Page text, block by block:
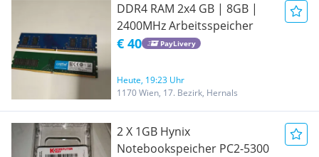
DDR4 RAM 2x4 GB | 8GB |
2400MHz Arbeitsspeicher
€ 40 PayLivery
Heute, 19:23 Uhr
1170 Wien, 17. Bezirk, Hernals
2 X 1GB Hynix
Notebookspeicher PC2-5300